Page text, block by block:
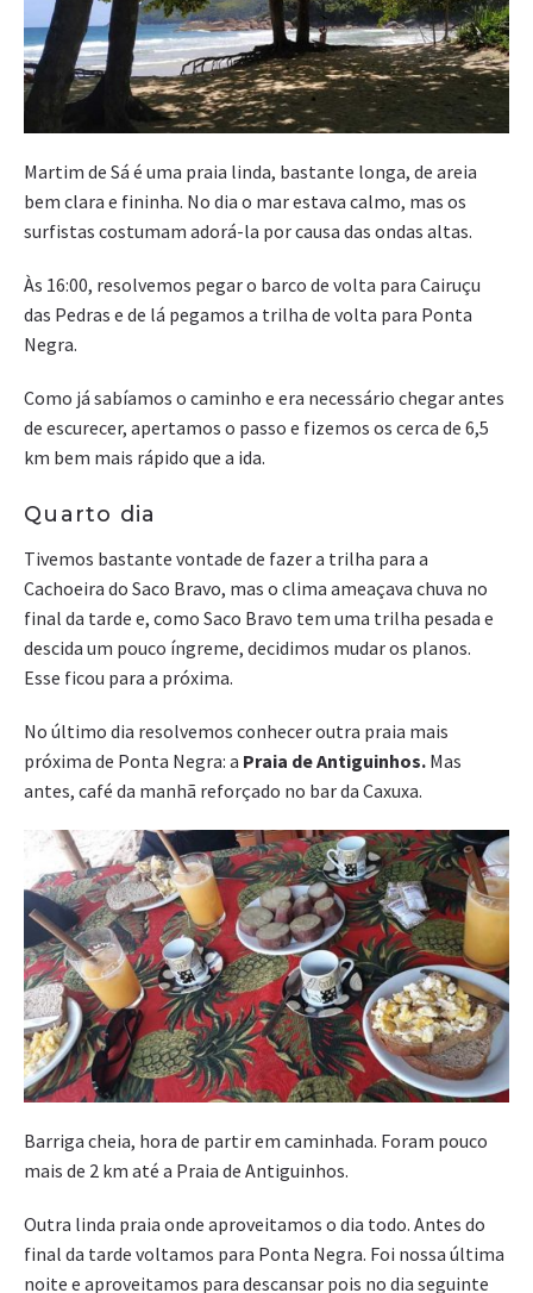
Martim de Sá é uma praia linda, bastante longa, de areia
bem clara e fininha. No dia o mar estava calmo, mas os
surfistas costumam adorá-la por causa das ondas altas.
Às 16:00, resolvemos pegar o barco de volta para Cairuçu
das Pedras e de lá pegamos a trilha de volta para Ponta
Negra.
Como já sabíamos o caminho e era necessário chegar antes
de escurecer, apertamos o passo e fizemos os cerca de 6,5
km bem mais rápido que a ida.
Quarto dia
Tivemos bastante vontade de fazer a trilha para a
Cachoeira do Saco Bravo, mas o clima ameaçava chuva no
final da tarde e, como Saco Bravo tem uma trilha pesada e
descida um pouco íngreme, decidimos mudar os planos.
Esse ficou para a próxima.
No último dia resolvemos conhecer outra praia mais
próxima de Ponta Negra: a Praia de Antiguinhos. Mas
antes, café da manhã reforçado no bar da Caxuxa.
Barriga cheia, hora de partir em caminhada. Foram pouco
mais de 2 km até a Praia de Antiguinhos.
Outra linda praia onde aproveitamos o dia todo. Antes do
final da tarde voltamos para Ponta Negra. Foi nossa última
noite e aproveitamos para descansar pois no dia seguinte